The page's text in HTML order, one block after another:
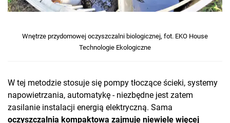
Wnętrze przydomowej oczyszczalni biologicznej, fot. EKO House
Technologie Ekologiczne
W tej metodzie stosuje się pompy tłoczące ścieki, systemy
napowietrzania, automatykę - niezbędne jest zatem
zasilanie instalacji energią elektryczną. Sama
oczyszczalnia kompaktowa zajmuje niewiele więcej